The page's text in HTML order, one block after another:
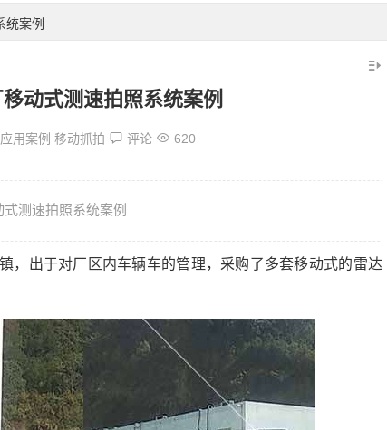
统案例
动式测速拍照系统案例
应用案例 移动抓拍 评论 620
测速拍照系统案例
，出于对厂区内车辆车的管理，采购了多套移动式的雷达